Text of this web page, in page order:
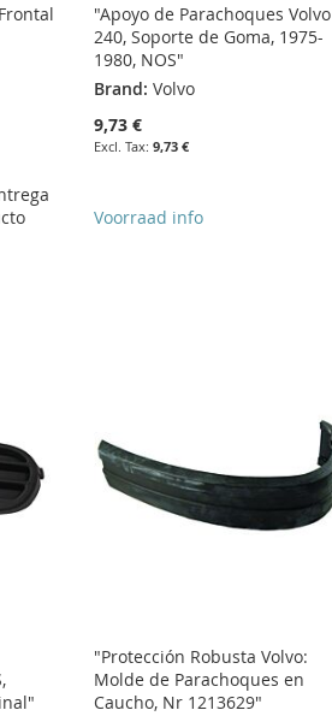
"Apoyo de Parachoques Volvo
240, Soporte de Goma, 1975-
1980, NOS"
Brand: Volvo
9,73 €
9,73 €
Voorraad info
"Protección Robusta Volvo:
Molde de Parachoques en
Caucho, Nr 1213629"